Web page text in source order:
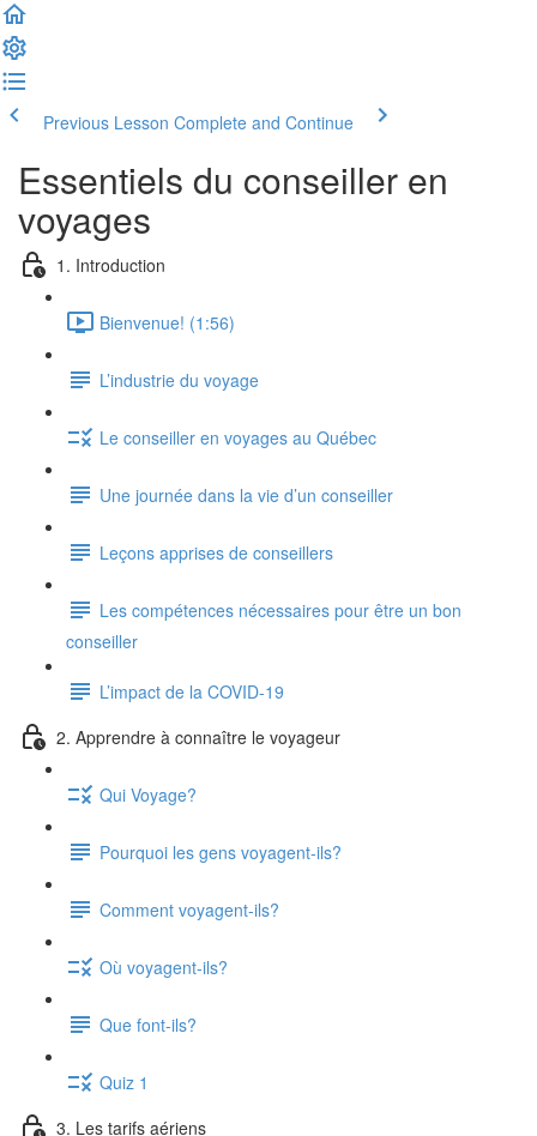
Previous Lesson Complete and Continue
Essentiels du conseiller en
voyages
1. Introduction
Bienvenue! (1:56)
L’industrie du voyage
Le conseiller en voyages au Québec
Une journée dans la vie d’un conseiller
Leçons apprises de conseillers
Les compétences nécessaires pour être un bon
conseiller
L’impact de la COVID-19
2. Apprendre à connaître le voyageur
Qui Voyage?
Pourquoi les gens voyagent-ils?
Comment voyagent-ils?
Où voyagent-ils?
Que font-ils?
Quiz 1
3. Les tarifs aériens